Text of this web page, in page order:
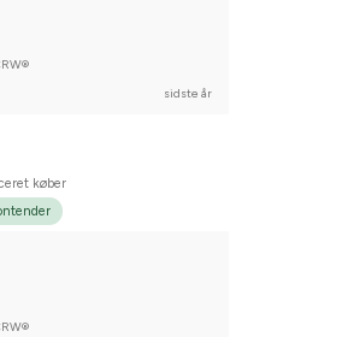
sidste år
køber